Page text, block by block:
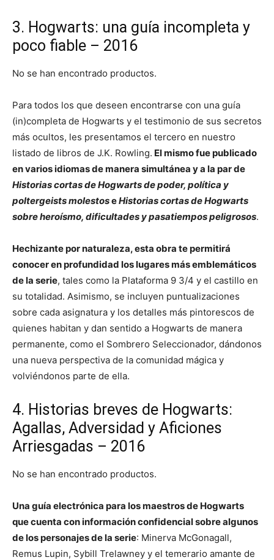
3. Hogwarts: una guía incompleta y
poco fiable – 2016
No se han encontrado productos.
Para todos los que deseen encontrarse con una guía
(in)completa de Hogwarts y el testimonio de sus secretos
más ocultos, les presentamos el tercero en nuestro
listado de libros de J.K. Rowling. El mismo fue publicado
en varios idiomas de manera simultánea y a la par de
Historias cortas de Hogwarts de poder, política y
poltergeists molestoseHistorias cortas de Hogwarts
sobre heroísmo, dificultades y pasatiempos peligrosos.
Hechizante por naturaleza, esta obra te permitirá
conocer en profundidad los lugares más emblemáticos
de la serie, tales como la Plataforma 9 3/4 y el castillo en
su totalidad. Asimismo, se incluyen puntualizaciones
sobre cada asignatura y los detalles más pintorescos de
quienes habitan y dan sentido a Hogwarts de manera
permanente, como el Sombrero Seleccionador, dándonos
una nueva perspectiva de la comunidad mágica y
volviéndonos parte de ella.
4. Historias breves de Hogwarts:
Agallas, Adversidad y Aficiones
Arriesgadas – 2016
No se han encontrado productos.
Una guía electrónica para los maestros de Hogwarts
que cuenta con información confidencial sobre algunos
de los personajes de la serie: Minerva McGonagall,
Remus Lupin, Sybill Trelawney y el temerario amante de